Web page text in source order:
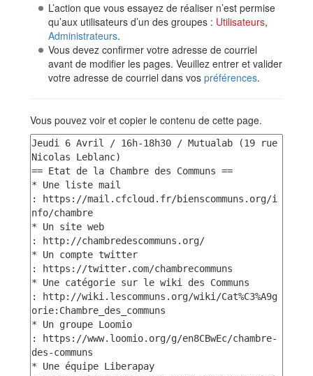
L’action que vous essayez de réaliser n’est permise
qu’aux utilisateurs d’un des groupes : Utilisateurs,
Administrateurs.
Vous devez confirmer votre adresse de courriel
avant de modifier les pages. Veuillez entrer et valider
votre adresse de courriel dans vos préférences.
Vous pouvez voir et copier le contenu de cette page.